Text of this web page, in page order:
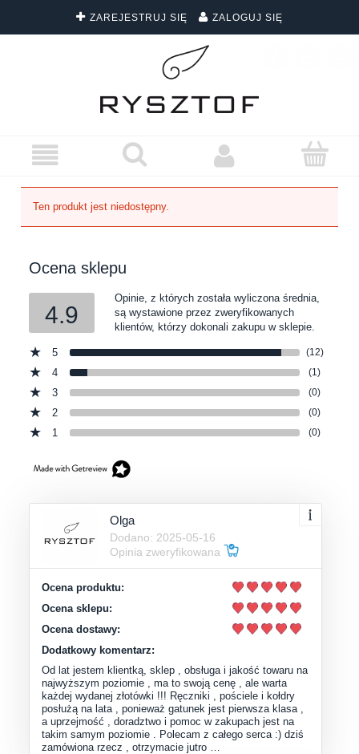
ZAREJESTRUJ SIĘ ZALOGUJ SIĘ
DARMOWA DOSTAWA WSZYSTKICH ZAMÓWIEŃ
Ten produkt jest niedostępny.
Ocena sklepu
4.9
Opinie, z których została wyliczona średnia,
są wystawione przez zweryfikowanych
klientów, którzy dokonali zakupu w sklepie.
5 (12)
4 (1)
3 (0)
2 (0)
1 (0)
Olga
Dodano: 2025-05-16
Opinia zweryfikowana
Ocena produktu:
Ocena sklepu:
Ocena dostawy:
Dodatkowy komentarz:
Od lat jestem klientką, sklep , obsługa i jakość towaru na
najwyższym poziomie , ma to swoją cenę , ale warta
każdej wydanej złotówki !!! Ręczniki , pościele i kołdry
posłużą na lata , ponieważ gatunek jest pierwsza klasa ,
a uprzejmość , doradztwo i pomoc w zakupach jest na
takim samym poziomie . Polecam z całego serca :) dziś
zamówiona rzecz , otrzymacie jutro …